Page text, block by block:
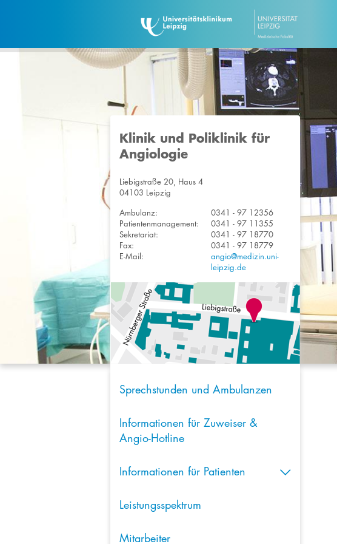
Klinik und Poliklinik für
Angiologie
Liebigstraße 20, Haus 4
04103 Leipzig
Ambulanz:
0341 - 97 12356
Patientenmanagement:
0341 - 97 11355
Sekretariat:
0341 - 97 18770
Fax:
0341 - 97 18779
E-Mail:
angio@medizin.uni-
leipzig.de
Sprechstunden und Ambulanzen
Informationen für Zuweiser &
Angio-Hotline
Informationen für Patienten
Leistungsspektrum
Mitarbeiter